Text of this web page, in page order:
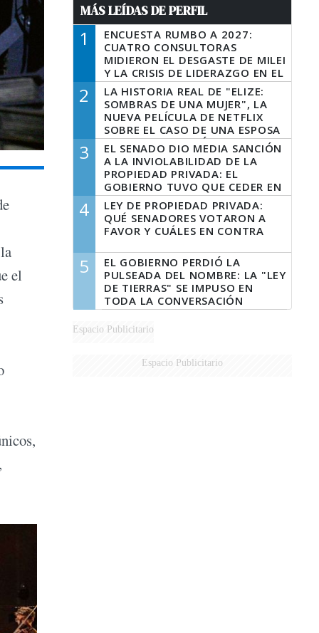
el
MÁS LEÍDAS DE PERFIL
1
ENCUESTA RUMBO A 2027:
CUATRO CONSULTORAS
MIDIERON EL DESGASTE DE MILEI
Y LA CRISIS DE LIDERAZGO EN EL
PERONISMO
2
LA HISTORIA REAL DE "ELIZE:
SOMBRAS DE UNA MUJER", LA
NUEVA PELÍCULA DE NETFLIX
SOBRE EL CASO DE UNA ESPOSA
QUE DESCUARTIZÓ A SU
MARIDO
3
EL SENADO DIO MEDIA SANCIÓN
A LA INVIOLABILIDAD DE LA
PROPIEDAD PRIVADA: EL
GOBIERNO TUVO QUE CEDER EN
LA LEY DEL MANEJO DEL FUEGO
4
LEY DE PROPIEDAD PRIVADA:
QUÉ SENADORES VOTARON A
FAVOR Y CUÁLES EN CONTRA
5
EL GOBIERNO PERDIÓ LA
PULSEADA DEL NOMBRE: LA "LEY
DE TIERRAS" SE IMPUSO EN
TODA LA CONVERSACIÓN
DIGITAL
Espacio Publicitario
Espacio Publicitario